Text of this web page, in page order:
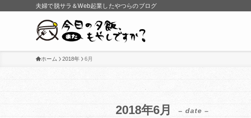
夫婦で脱サラ＆Web起業したやつらのブログ
ホーム 2018年 6月
2018年6月 – date –